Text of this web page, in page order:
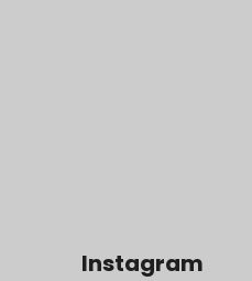
Instagram